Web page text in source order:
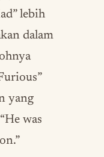
lebih
dalam
yang
was